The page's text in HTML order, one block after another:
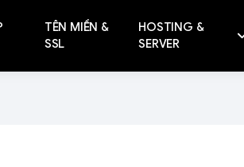
TÊN MIỀN &
SSL
HOSTING &
SERVER